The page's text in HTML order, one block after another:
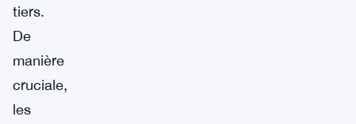
tiers.
De
manière
cruciale,
les